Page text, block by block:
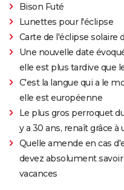
Bison Futé
Lunettes pour l'éclipse
Carte de l'éclipse solaire
Une nouvelle date
elle est plus tardive que
C'est la langue qui a le
elle est européenne
Le plus gros perroquet
y a 30 ans, renaît grâce à
Quelle amende en cas
devez absolument
vacances